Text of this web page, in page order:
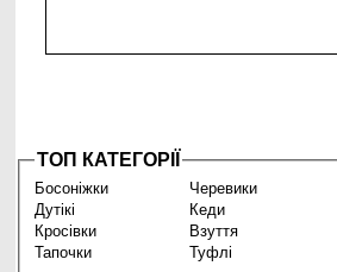
ТОП КАТЕГОРІЇ
Босоніжки Черевики
Дутікі
Кеди
Кросівки
Взуття
Тапочки
Туфлі